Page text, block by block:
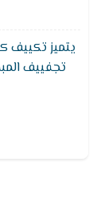
يتميز تكييف
تجفييف
لضمان عدم